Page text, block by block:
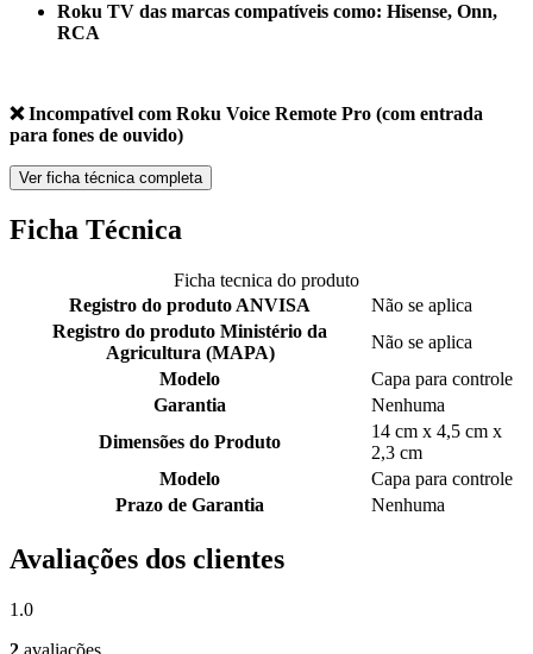
Roku TV das marcas compatíveis como: Hisense, Onn,
RCA
❌ Incompatível com Roku Voice Remote Pro (com entrada
para fones de ouvido)
Ver ficha técnica completa
Ficha Técnica
Ficha tecnica do produto
Registro do produto ANVISA
Não se aplica
Registro do produto Ministério da
Agricultura (MAPA)
Não se aplica
Modelo
Capa para controle
Garantia
Nenhuma
Dimensões do Produto
14 cm x 4,5 cm x
2,3 cm
Modelo
Capa para controle
Prazo de Garantia
Nenhuma
Avaliações dos clientes
1.0
2 avaliações